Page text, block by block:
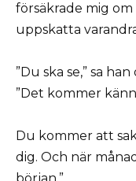
försäkrade mig
uppskatta
”Du ska se,” sa
”Det kommer
Du kommer att
dig. Och när